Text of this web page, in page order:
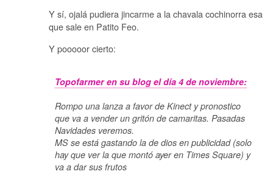
Y sí, ojalá pudiera jincarme a la chavala cochinorra esa
que sale en Patito Feo.
Y pooooor cierto:
Topofarmer en su blog el día 4 de noviembre:
Rompo una lanza a favor de Kinect y pronostico
que va a vender un gritón de camaritas. Pasadas
Navidades veremos.
MS se está gastando la de dios en publicidad (solo
hay que ver la que montó ayer en Times Square) y
va a dar sus frutos